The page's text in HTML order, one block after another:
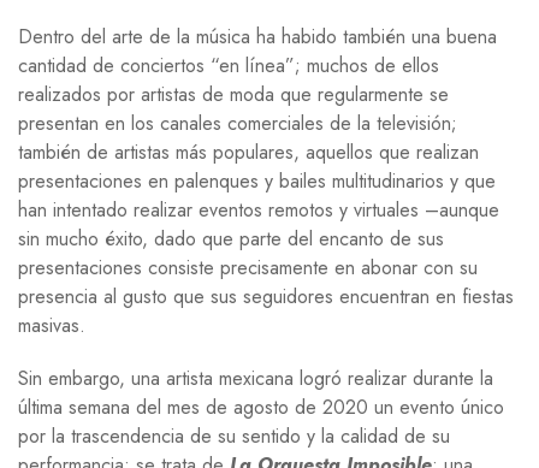
Dentro del arte de la música ha habido también una buena
cantidad de conciertos “en línea”; muchos de ellos
realizados por artistas de moda que regularmente se
presentan en los canales comerciales de la televisión;
también de artistas más populares, aquellos que realizan
presentaciones en palenques y bailes multitudinarios y que
han intentado realizar eventos remotos y virtuales –aunque
sin mucho éxito, dado que parte del encanto de sus
presentaciones consiste precisamente en abonar con su
presencia al gusto que sus seguidores encuentran en fiestas
masivas.
Sin embargo, una artista mexicana logró realizar durante la
última semana del mes de agosto de 2020 un evento único
por la trascendencia de su sentido y la calidad de su